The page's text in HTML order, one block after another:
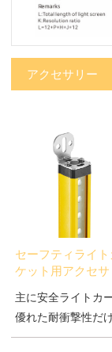
アクセサリー
セーフティライ
ケット用アクセサ
主に安全ライトカ
優れた耐衝撃性だ